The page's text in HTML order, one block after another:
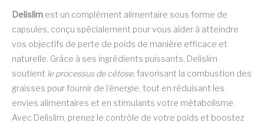
Delislim est un complément alimentaire sous forme de
capsules, conçu spécialement pour vous aider à atteindre
vos objectifs de perte de poids de manière efficace et
naturelle. Grâce à ses ingrédients puissants, Delislim
soutient le processus de cétose, favorisant la combustion des
graisses pour fournir de l’énergie, tout en réduisant les
envies alimentaires et en stimulants votre métabolisme.
Avec Delislim, prenez le contrôle de votre poids et boostez